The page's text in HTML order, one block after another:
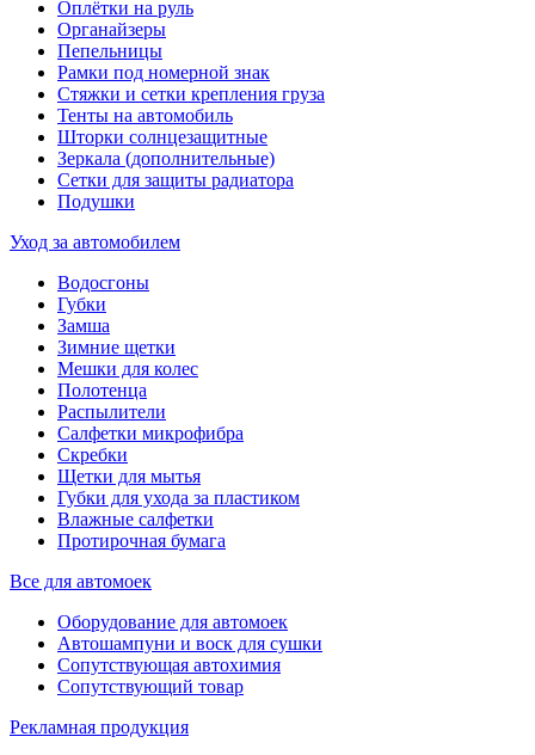
Оплётки на руль
Органайзеры
Пепельницы
Рамки под номерной знак
Стяжки и сетки крепления груза
Тенты на автомобиль
Шторки солнцезащитные
Зеркала (дополнительные)
Сетки для защиты радиатора
Подушки
Уход за автомобилем
Водосгоны
Губки
Замша
Зимние щетки
Мешки для колес
Полотенца
Распылители
Салфетки микрофибра
Скребки
Щетки для мытья
Губки для ухода за пластиком
Влажные салфетки
Протирочная бумага
Все для автомоек
Оборудование для автомоек
Автошампуни и воск для сушки
Сопутствующая автохимия
Сопутствующий товар
Рекламная продукция